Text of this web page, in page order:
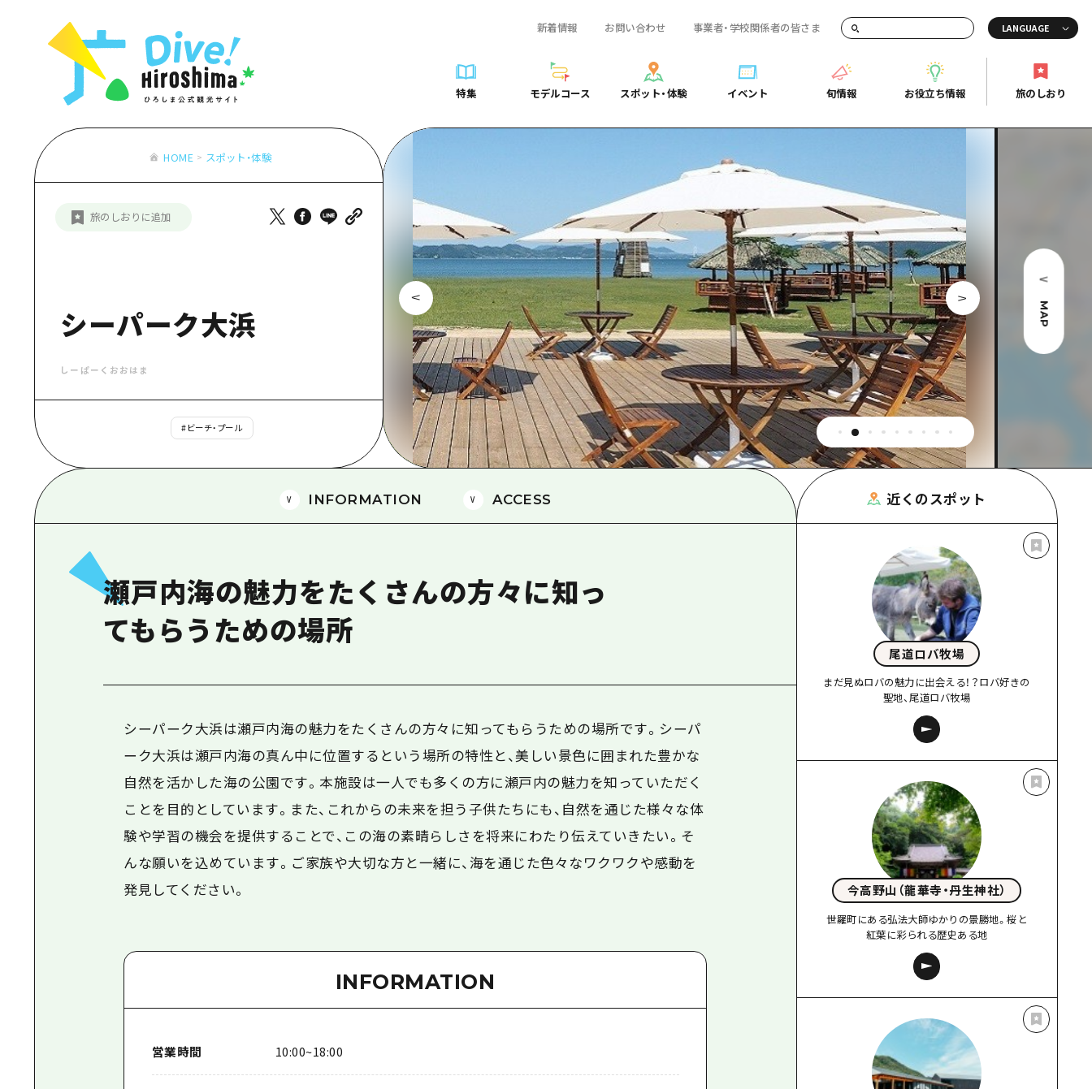
新着情報 お問い合わせ 事業者・学校関係者の皆さま
特集
アート
スポーツ
ナイトライフ
世界遺産
歴史・文化
癒し
自然
モデルコース
Dive! Hiroshima 公式ガイド
広島もしもトラベル
あたらしい非日常
安芸
備後
備北
芸北
宮島周辺
山口県東部
弾丸
半日
1泊2日
2泊3日
スポット・体験
広島市周辺
備後
備北
芸北
宮島周辺
山口県東部
愛媛県
島根県
イベント
旬情報
お役立ち情報
アクセス
二次交通まとめ
施設の混雑状況のお知らせ
お得な周遊チケット
手荷物預かり・配送サービス
広島おもてなしパス
HIROSHIMA FREE Wi-Fi
観光案内所
広島県を訪れる外国人旅行者向け情報一覧
ボランティアガイド
ユニバーサルツーリズム
広島県の魅力を動画でご紹介！
よくあるご質問
メディア掲載情報
フォトダウンロード
関連リンク
旅のしおり
おすすめ
世界遺産
歴史・文化
半日備後
山口県東部
愛媛県
島根県
お役立ち情報一覧
アクセス
二次交通まとめ
HIROSHIMA FREE Wi-Fi
ボランティアガイド
広島県の魅力を動画でご紹介！
よくあるご質問
関連リンク
HOME スポット・体験
旅のしおりに追加
シーパーク大浜
しーぱーくおおはま
#ビーチ・プール
MAP
INFORMATION ACCESS
瀬戸内海の魅力をたくさんの方々に知っ
てもらうための場所
シーパーク大浜は瀬戸内海の魅力をたくさんの方々に知ってもらうための場所です。シーパ
ーク大浜は瀬戸内海の真ん中に位置するという場所の特性と、美しい景色に囲まれた豊かな
自然を活かした海の公園です。本施設は一人でも多くの方に瀬戸内の魅力を知っていただく
ことを目的としています。また、これからの未来を担う子供たちにも、自然を通じた様々な体
験や学習の機会を提供することで、この海の素晴らしさを将来にわたり伝えていきたい。そ
んな願いを込めています。ご家族や大切な方と一緒に、海を通じた色々なワクワクや感動を
発見してください。
INFORMATION
営業時間 10:00~18:00
近くのスポット
尾道ロバ牧場
まだ見ぬロバの魅力に出会える！？ロバ好きの
聖地、尾道ロバ牧場
今高野山（龍華寺・丹生神社）
世羅町にある弘法大師ゆかりの景勝地。桜と
紅葉に彩られる歴史ある地